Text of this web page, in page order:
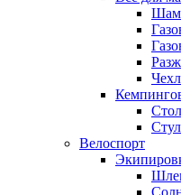
Велоспорт